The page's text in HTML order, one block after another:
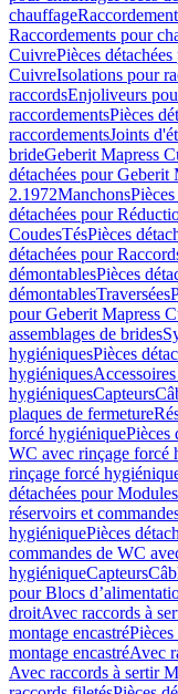
chauffage
Raccordements pour
CuivrePièces
CuivreIsolations pour
raccordsEnjoliveurs
raccordementsPièces
raccordementsJoints
brideGeberit Mapress
détachées pour Geberit
2.1972Manchons
détachées pour
CoudesTésPièces
détachées pour
démontablesPièces
démontablesTraversées
pour Geberit Mapress
assemblages de brides
hygiéniquesPièces
hygiéniques
hygiéniquesCapteurs
plaques de fermeture
forcé hygiéniquePièces
WC avec rinçage forcé
rinçage forcé
détachées pour
réservoirs et
hygiéniquePièces
commandes de WC
hygiéniqueCapteurs
pour Blocs
droitAvec raccords à
montage encastré
montage encastréAvec
Avec raccords à sertir